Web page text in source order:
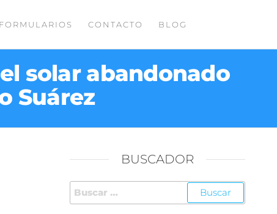
FORMULARIOS CONTACTO BLOG
solar abandonado
Suárez
BUSCADOR